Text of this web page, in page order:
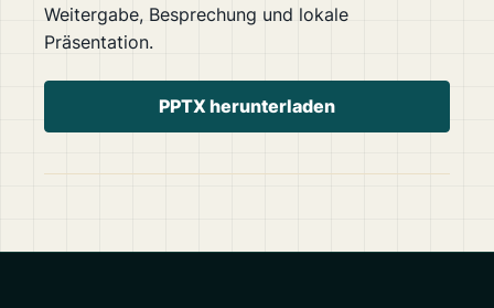
Weitergabe, Besprechung und lokale
Präsentation.
PPTX herunterladen